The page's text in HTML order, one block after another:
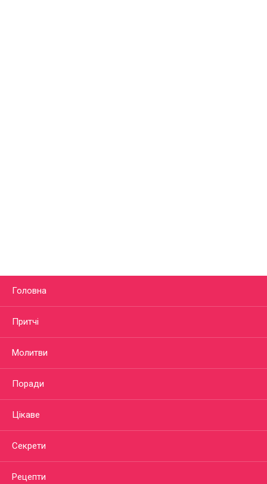
Головна
Притчі
Молитви
Поради
Цікаве
Секрети
Рецепти